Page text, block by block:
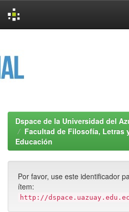
Dspace de la Universidad del
Facultad de Filosofía, Letras
Educación
Por favor, use este identificador
ítem:
http://